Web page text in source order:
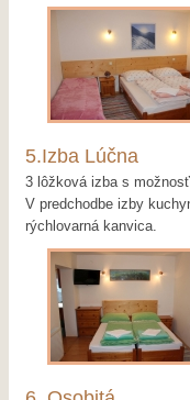
5.Izba Lúčna
3 lôžková izba s
V predchodbe izby
rýchlovarná kanvica.